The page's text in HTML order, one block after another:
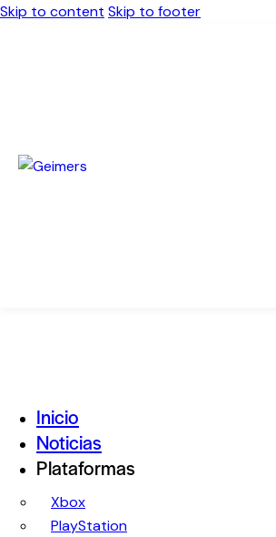
Skip to content Skip to footer
Inicio
Noticias
Plataformas
Xbox
PlayStation